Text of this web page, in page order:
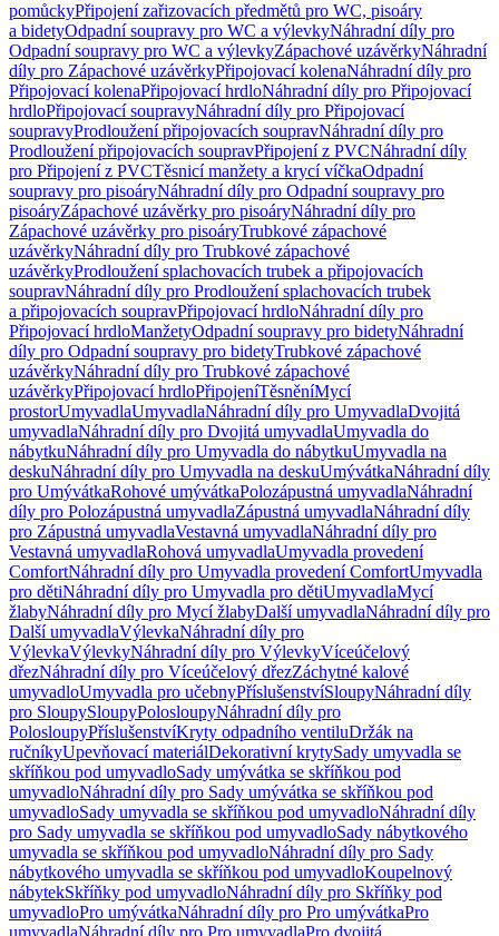
pomůckyPřipojení zařizovacích předmětů pro WC, pisoáry
a bidetyOdpadní soupravy pro WC a výlevkyNáhradní díly pro
Odpadní soupravy pro WC a výlevkyZápachové uzávěrkyNáhradní
díly pro Zápachové uzávěrkyPřipojovací kolenaNáhradní díly pro
Připojovací kolenaPřipojovací hrdloNáhradní díly pro Připojovací
hrdloPřipojovací soupravyNáhradní díly pro Připojovací
soupravyProdloužení připojovacích soupravNáhradní díly pro
Prodloužení připojovacích soupravPřipojení z PVCNáhradní díly
pro Připojení z PVCTěsnicí manžety a krycí víčkaOdpadní
soupravy pro pisoáryNáhradní díly pro Odpadní soupravy pro
pisoáryZápachové uzávěrky pro pisoáryNáhradní díly pro
Zápachové uzávěrky pro pisoáryTrubkové zápachové
uzávěrkyNáhradní díly pro Trubkové zápachové
uzávěrkyProdloužení splachovacích trubek a připojovacích
soupravNáhradní díly pro Prodloužení splachovacích trubek
a připojovacích soupravPřipojovací hrdloNáhradní díly pro
Připojovací hrdloManžetyOdpadní soupravy pro bidetyNáhradní
díly pro Odpadní soupravy pro bidetyTrubkové zápachové
uzávěrkyNáhradní díly pro Trubkové zápachové
uzávěrkyPřipojovací hrdloPřipojeníTěsněníMycí
prostorUmyvadlaUmyvadlaNáhradní díly pro UmyvadlaDvojitá
umyvadlaNáhradní díly pro Dvojitá umyvadlaUmyvadla do
nábytkuNáhradní díly pro Umyvadla do nábytkuUmyvadla na
deskuNáhradní díly pro Umyvadla na deskuUmývátkaNáhradní díly
pro UmývátkaRohové umývátkaPolozápustná umyvadlaNáhradní
díly pro Polozápustná umyvadlaZápustná umyvadlaNáhradní díly
pro Zápustná umyvadlaVestavná umyvadlaNáhradní díly pro
Vestavná umyvadlaRohová umyvadlaUmyvadla provedení
ComfortNáhradní díly pro Umyvadla provedení ComfortUmyvadla
pro dětiNáhradní díly pro Umyvadla pro dětiUmyvadlaMycí
žlabyNáhradní díly pro Mycí žlabyDalší umyvadlaNáhradní díly pro
Další umyvadlaVýlevkaNáhradní díly pro
VýlevkaVýlevkyNáhradní díly pro VýlevkyVíceúčelový
dřezNáhradní díly pro Víceúčelový dřezZáchytné kalové
umyvadloUmyvadla pro učebnyPříslušenstvíSloupyNáhradní díly
pro SloupySloupyPolosloupyNáhradní díly pro
PolosloupyPříslušenstvíKryty odpadního ventiluDržák na
ručníkyUpevňovací materiálDekorativní krytySady umyvadla se
skříňkou pod umyvadloSady umývátka se skříňkou pod
umyvadloNáhradní díly pro Sady umývátka se skříňkou pod
umyvadloSady umyvadla se skříňkou pod umyvadloNáhradní díly
pro Sady umyvadla se skříňkou pod umyvadloSady nábytkového
umyvadla se skříňkou pod umyvadloNáhradní díly pro Sady
nábytkového umyvadla se skříňkou pod umyvadloKoupelnový
nábytekSkříňky pod umyvadloNáhradní díly pro Skříňky pod
umyvadloPro umývátkaNáhradní díly pro Pro umývátkaPro
umyvadlaNáhradní díly pro Pro umyvadlaPro dvojitá